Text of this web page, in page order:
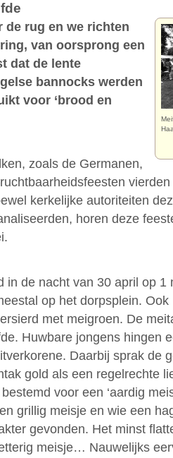
de rug en we richten
van oorsprong een
dat de lente
bannocks werden
voor ‘brood en
zoals de Germanen,
kerkelijke autoriteiten
horen deze
in de nacht van 30 april op 1
op het dorpsplein.
met meigroen. De
Huwbare jongens hingen
Daarbij sprak de
gold als een regelrechte
voor een ‘aardig
grillig meisje en wie een
gevonden. Het minst
meisje… Nauwelijks